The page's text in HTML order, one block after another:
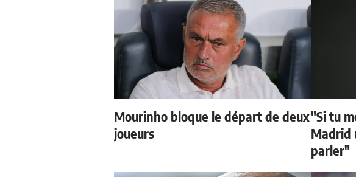
Mourinho bloque le départ de deux
joueurs
"Si tu
Madrid
parler"